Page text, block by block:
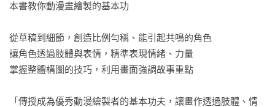
本書教你動漫畫繪製的基本功
從草稿到細節，創造比例勻稱、能引起共鳴的角色
讓角色透過肢體與表情，精準表現情緒、力量
掌握整體構圖的技巧，利用畫面強調故事重點
「傳授成為優秀動漫繪製者的基本功夫，讓畫作透過肢體、情